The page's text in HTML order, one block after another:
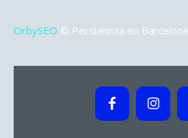
OrbySEO © Persianista en Barcelona